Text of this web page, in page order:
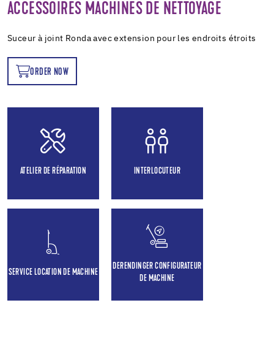
ACCESSOIRES MACHINES DE NETTOYAGE
Suceur à joint Ronda avec extension pour les endroits étroits
ORDER NOW
ATELIER DE RÉPARATION INTERLOCUTEUR
SERVICE LOCATION DE MACHINE
DERENDINGER CONFIGURATEUR
DE MACHINE